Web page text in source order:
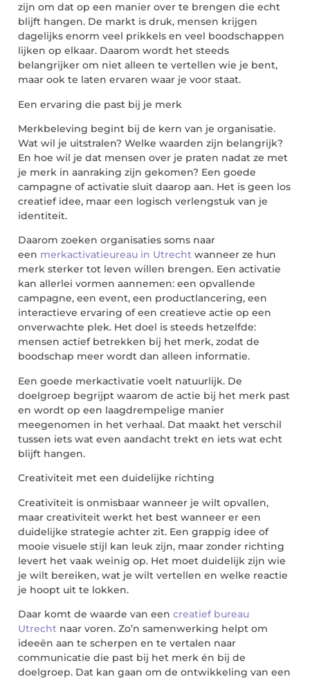
zijn om dat op een manier over te brengen die echt
blijft hangen. De markt is druk, mensen krijgen
dagelijks enorm veel prikkels en veel boodschappen
lijken op elkaar. Daarom wordt het steeds
belangrijker om niet alleen te vertellen wie je bent,
maar ook te laten ervaren waar je voor staat.
Een ervaring die past bij je merk
Merkbeleving begint bij de kern van je organisatie.
Wat wil je uitstralen? Welke waarden zijn belangrijk?
En hoe wil je dat mensen over je praten nadat ze met
je merk in aanraking zijn gekomen? Een goede
campagne of activatie sluit daarop aan. Het is geen los
creatief idee, maar een logisch verlengstuk van je
identiteit.
Daarom zoeken organisaties soms naar
een merkactivatieureau in Utrecht wanneer ze hun
merk sterker tot leven willen brengen. Een activatie
kan allerlei vormen aannemen: een opvallende
campagne, een event, een productlancering, een
interactieve ervaring of een creatieve actie op een
onverwachte plek. Het doel is steeds hetzelfde:
mensen actief betrekken bij het merk, zodat de
boodschap meer wordt dan alleen informatie.
Een goede merkactivatie voelt natuurlijk. De
doelgroep begrijpt waarom de actie bij het merk past
en wordt op een laagdrempelige manier
meegenomen in het verhaal. Dat maakt het verschil
tussen iets wat even aandacht trekt en iets wat echt
blijft hangen.
Creativiteit met een duidelijke richting
Creativiteit is onmisbaar wanneer je wilt opvallen,
maar creativiteit werkt het best wanneer er een
duidelijke strategie achter zit. Een grappig idee of
mooie visuele stijl kan leuk zijn, maar zonder richting
levert het vaak weinig op. Het moet duidelijk zijn wie
je wilt bereiken, wat je wilt vertellen en welke reactie
je hoopt uit te lokken.
Daar komt de waarde van een creatief bureau
Utrecht naar voren. Zo’n samenwerking helpt om
ideeën aan te scherpen en te vertalen naar
communicatie die past bij het merk én bij de
doelgroep. Dat kan gaan om de ontwikkeling van een